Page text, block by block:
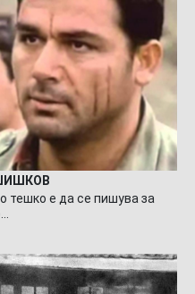
тешко е да се пишува за